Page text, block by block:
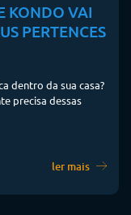
KONDO VAI
PERTENCES
dentro da sua casa?
precisa dessas
ler mais